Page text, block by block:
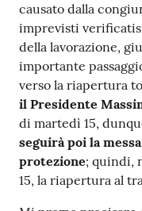
causato dalla
imprevisti
della lavorazione,
importante
verso la riapertura
il Presidente
di martedì 15,
seguirà poi la
protezione; quindi,
15, la riapertura al